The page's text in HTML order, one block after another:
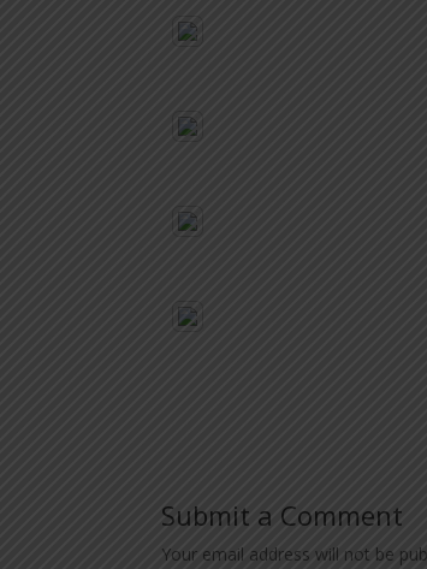
Submit a Comment
Your email address will not be